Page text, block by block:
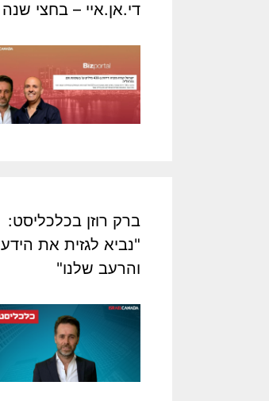
די.אן.איי – בחצי שנה
ברק רוזן בכלכליסט:
"נביא לגזית את הידע
והרעב שלנו"